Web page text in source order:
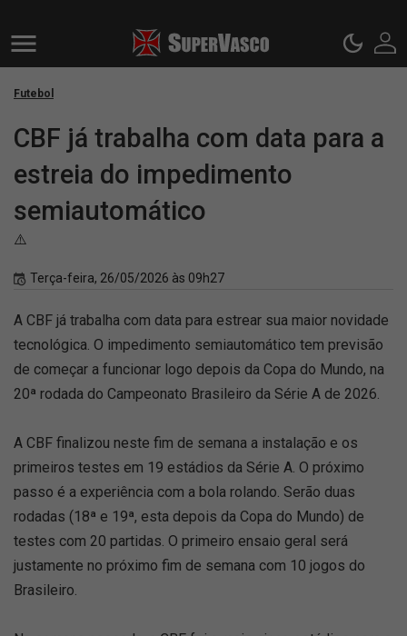
Futebol
CBF já trabalha com data para a
estreia do impedimento
semiautomático
⚠️
Terça-feira, 26/05/2026 às 09h27
A CBF já trabalha com data para estrear sua maior novidade
tecnológica. O impedimento semiautomático tem previsão
de começar a funcionar logo depois da Copa do Mundo, na
20ª rodada do Campeonato Brasileiro da Série A de 2026.
A CBF finalizou neste fim de semana a instalação e os
primeiros testes em 19 estádios da Série A. O próximo
passo é a experiência com a bola rolando. Serão duas
rodadas (18ª e 19ª, esta depois da Copa do Mundo) de
testes com 20 partidas. O primeiro ensaio geral será
justamente no próximo fim de semana com 10 jogos do
Brasileiro.